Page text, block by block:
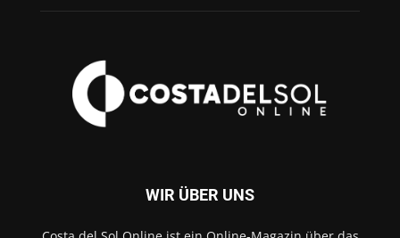
WIR ÜBER UNS